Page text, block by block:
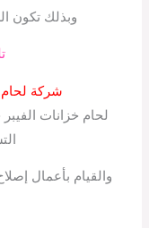
وبذلك تكون
شركة لحام
لحام خزانات
والقيام بأعمال